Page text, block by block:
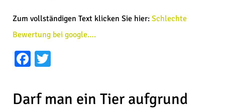
Zum vollständigen Text klicken Sie hier: Schlechte
Bewertung bei google….
Facebook
Darf man ein Tier aufgrund